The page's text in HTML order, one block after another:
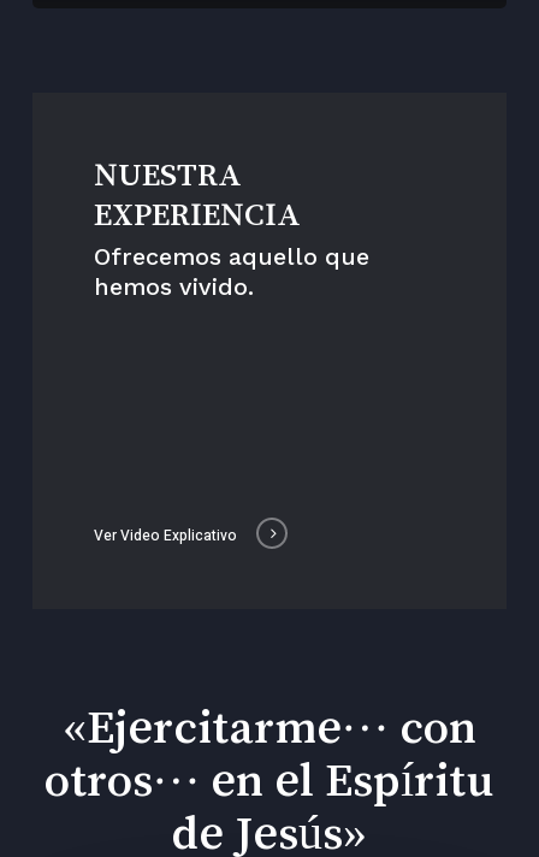
NUESTRA
EXPERIENCIA
Ofrecemos aquello que
hemos vivido.
Ver Video Explicativo
«Ejercitarme… con
otros… en el Espíritu
de Jesús»